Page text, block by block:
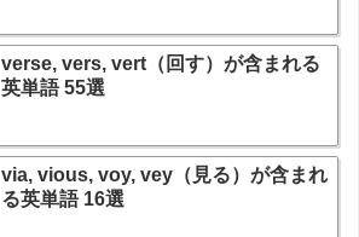
verse, vers, vert（回す）が含まれる
英単語 55選
via, vious, voy, vey（見る）が含まれ
る英単語 16選